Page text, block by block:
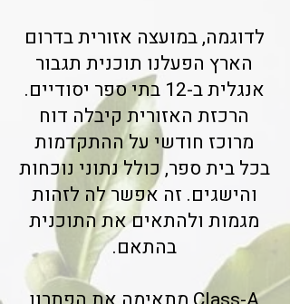
לדוגמה, במועצה אזורית בדרום
הארץ הפעלנו תוכנית תגבור
אנגלית ב-12 בתי ספר יסודיים.
הרכזת האזורית קיבלה דוח
מרוכז חודשי על ההתקדמות
בכל בית ספר, כולל נתוני נוכחות
והישגים. זה אפשר לה לזהות
מגמות ולהתאים את התוכנית
בהתאם.